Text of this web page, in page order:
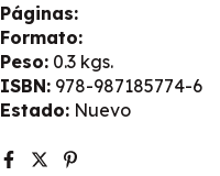
Páginas:
Formato:
Peso: 0.3 kgs.
ISBN: 978-987185774-6
Estado: Nuevo